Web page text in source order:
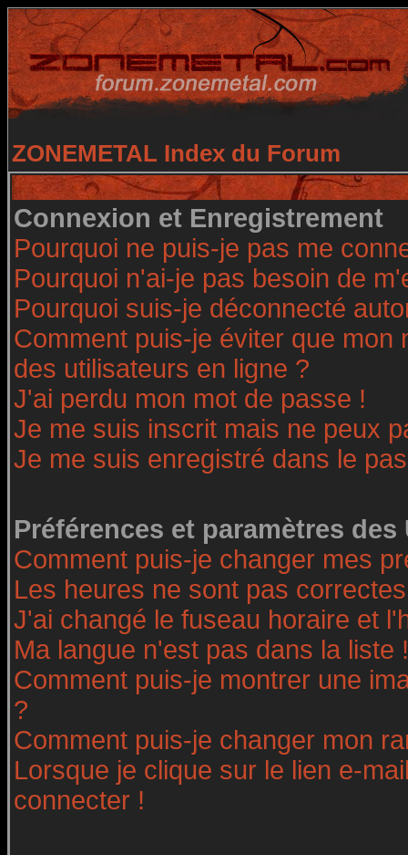
ZONEMETAL Index du Forum
Connexion et Enregistrement
Pourquoi ne puis-je pas me
Pourquoi n'ai-je pas besoin de
Pourquoi suis-je déconnecté
Comment puis-je éviter que
des utilisateurs en ligne ?
J'ai perdu mon mot de passe !
Je me suis inscrit mais ne peux
Je me suis enregistré dans le
Préférences et paramètres
Comment puis-je changer mes
Les heures ne sont pas
J'ai changé le fuseau horaire et
Ma langue n'est pas dans la liste !
Comment puis-je montrer une
?
Comment puis-je changer mon
Lorsque je clique sur le lien e-
connecter !